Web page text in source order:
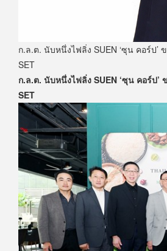
ก.ล.ต. นับหนึ่งไฟลิ่ง SUEN ‘ซุน คอร์ป
SET
ก.ล.ต. นับหนึ่งไฟลิ่ง SUEN ‘ซุน คอร์ป
SET
ก.ล.ต. นับหนึ่งไฟลิ่ง SUEN ‘ซุน คอร์ป
SET...